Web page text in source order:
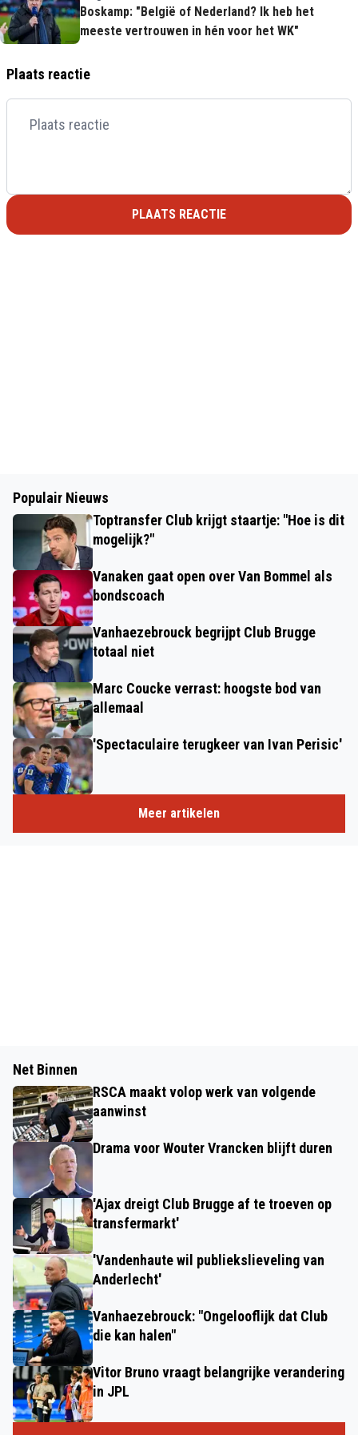
Boskamp: "België of Nederland? Ik heb het
meeste vertrouwen in hén voor het WK"
Plaats reactie
PLAATS REACTIE
Populair Nieuws
Toptransfer Club krijgt staartje: "Hoe is dit
mogelijk?"
Vanaken gaat open over Van Bommel als
bondscoach
Vanhaezebrouck begrijpt Club Brugge
totaal niet
Marc Coucke verrast: hoogste bod van
allemaal
'Spectaculaire terugkeer van Ivan Perisic'
Meer artikelen
Net Binnen
RSCA maakt volop werk van volgende
aanwinst
Drama voor Wouter Vrancken blijft duren
'Ajax dreigt Club Brugge af te troeven op
transfermarkt'
'Vandenhaute wil publiekslieveling van
Anderlecht'
Vanhaezebrouck: "Ongelooflijk dat Club
die kan halen"
Vitor Bruno vraagt belangrijke verandering
in JPL